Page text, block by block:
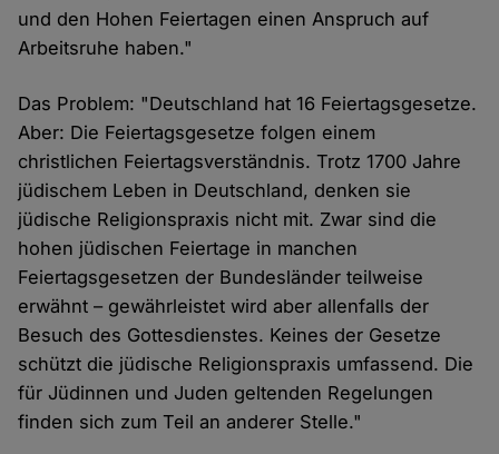
und den Hohen Feiertagen einen Anspruch auf
Arbeitsruhe haben."
Das Problem: "Deutschland hat 16 Feiertagsgesetze.
Aber: Die Feiertagsgesetze folgen einem
christlichen Feiertagsverständnis. Trotz 1700 Jahre
jüdischem Leben in Deutschland, denken sie
jüdische Religionspraxis nicht mit. Zwar sind die
hohen jüdischen Feiertage in manchen
Feiertagsgesetzen der Bundesländer teilweise
erwähnt – gewährleistet wird aber allenfalls der
Besuch des Gottesdienstes. Keines der Gesetze
schützt die jüdische Religionspraxis umfassend. Die
für Jüdinnen und Juden geltenden Regelungen
finden sich zum Teil an anderer Stelle."